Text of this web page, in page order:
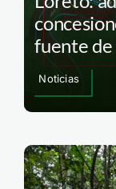
fuente de
Noticias